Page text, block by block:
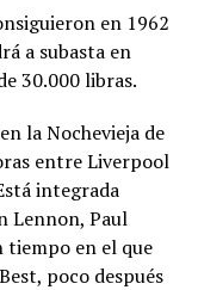
en 1962
a subasta en
30.000 libras.
la Nochevieja de
entre Liverpool
integrada
Lennon, Paul
tiempo en el que
poco después